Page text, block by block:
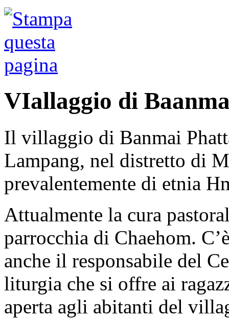
VIallaggio di
Il villaggio di Banmai
Lampang, nel distretto di
prevalentemente di etnia
Attualmente la cura
parrocchia di Chaehom.
anche il responsabile del
liturgia che si offre ai
aperta agli abitanti del